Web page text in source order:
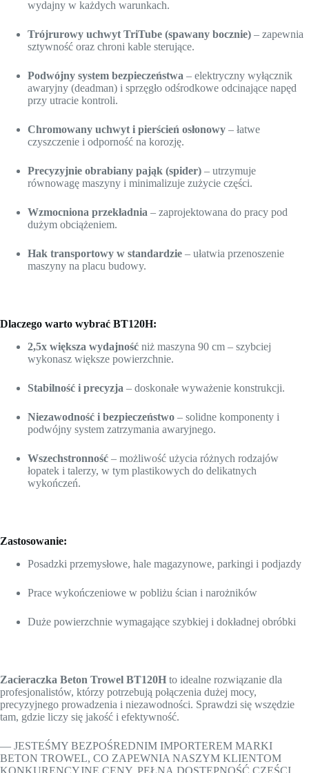
wydajny w każdych warunkach.
Trójrurowy uchwyt TriTube (spawany bocznie) – zapewnia
sztywność oraz chroni kable sterujące.
Podwójny system bezpieczeństwa – elektryczny wyłącznik
awaryjny (deadman) i sprzęgło odśrodkowe odcinające napęd
przy utracie kontroli.
Chromowany uchwyt i pierścień osłonowy – łatwe
czyszczenie i odporność na korozję.
Precyzyjnie obrabiany pająk (spider) – utrzymuje
równowagę maszyny i minimalizuje zużycie części.
Wzmocniona przekładnia – zaprojektowana do pracy pod
dużym obciążeniem.
Hak transportowy w standardzie – ułatwia przenoszenie
maszyny na placu budowy.
Dlaczego warto wybrać BT120H:
2,5x większa wydajność niż maszyna 90 cm – szybciej
wykonasz większe powierzchnie.
Stabilność i precyzja – doskonałe wyważenie konstrukcji.
Niezawodność i bezpieczeństwo – solidne komponenty i
podwójny system zatrzymania awaryjnego.
Wszechstronność – możliwość użycia różnych rodzajów
łopatek i talerzy, w tym plastikowych do delikatnych
wykończeń.
Zastosowanie:
Posadzki przemysłowe, hale magazynowe, parkingi i podjazdy
Prace wykończeniowe w pobliżu ścian i narożników
Duże powierzchnie wymagające szybkiej i dokładnej obróbki
Zacieraczka Beton Trowel BT120H to idealne rozwiązanie dla
profesjonalistów, którzy potrzebują połączenia dużej mocy,
precyzyjnego prowadzenia i niezawodności. Sprawdzi się wszędzie
tam, gdzie liczy się jakość i efektywność.
— JESTEŚMY BEZPOŚREDNIM IMPORTEREM MARKI
BETON TROWEL, CO ZAPEWNIA NASZYM KLIENTOM
KONKURENCYJNE CENY, PEŁNĄ DOSTĘPNOŚĆ CZĘŚCI